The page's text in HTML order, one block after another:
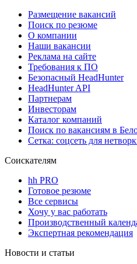
Размещение вакансий
Поиск по резюме
О компании
Наши вакансии
Реклама на сайте
Требования к ПО
Безопасный HeadHunter
HeadHunter API
Партнерам
Инвесторам
Каталог компаний
Поиск по вакансиям в
Сетка: соцсеть для
Соискателям
hh PRO
Готовое резюме
Все сервисы
Хочу у вас работать
Производственный
Экспертная рекомендация
Новости и статьи